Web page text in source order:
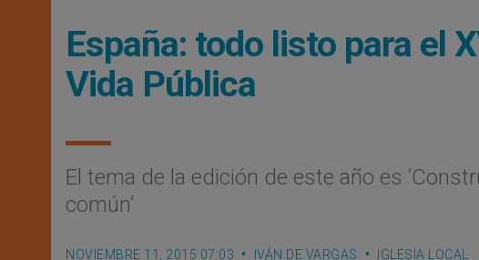
España: todo listo para el
Vida Pública
El tema de la edición de este año es
común’
NOVIEMBRE 11, 2015 07:03 IVÁN DE VARGAS IGLESIA LOCAL